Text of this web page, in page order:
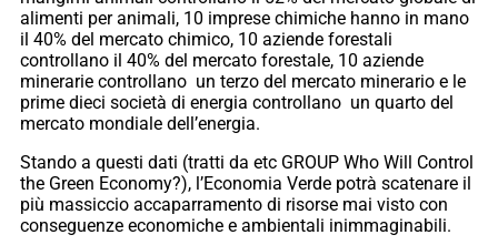
alimenti per animali, 10 imprese chimiche hanno in mano
il 40% del mercato chimico, 10 aziende forestali
controllano il 40% del mercato forestale, 10 aziende
minerarie controllano un terzo del mercato minerario e le
prime dieci società di energia controllano un quarto del
mercato mondiale dell’energia.
Stando a questi dati (tratti da etc GROUP Who Will Control
the Green Economy?), l’Economia Verde potrà scatenare il
più massiccio accaparramento di risorse mai visto con
conseguenze economiche e ambientali inimmaginabili.